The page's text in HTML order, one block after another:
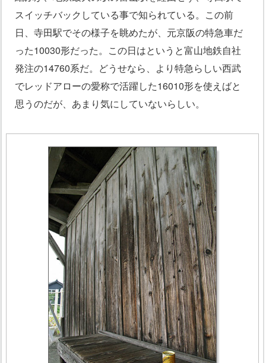
スイッチバックしている事で知られている。この前
日、寺田駅でその様子を眺めたが、元京阪の特急車だ
った10030形だった。この日はというと富山地鉄自社
発注の14760系だ。どうせなら、より特急らしい西武
でレッドアローの愛称で活躍した16010形を使えばと
思うのだが、あまり気にしていないらしい。